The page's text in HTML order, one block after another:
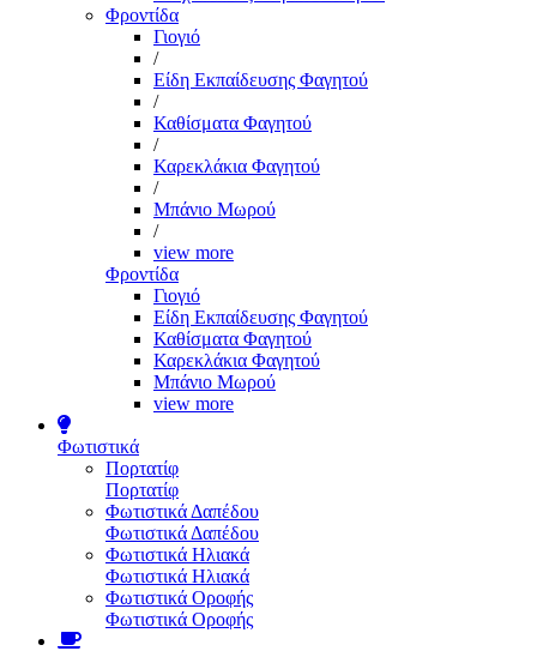
Φροντίδα
Γιογιό
/
Είδη Εκπαίδευσης Φαγητού
/
Καθίσματα Φαγητού
/
Καρεκλάκια Φαγητού
/
Μπάνιο Μωρού
/
view more
Φροντίδα
Γιογιό
Είδη Εκπαίδευσης Φαγητού
Καθίσματα Φαγητού
Καρεκλάκια Φαγητού
Μπάνιο Μωρού
view more
Φωτιστικά
Πορτατίφ
Πορτατίφ
Φωτιστικά Δαπέδου
Φωτιστικά Δαπέδου
Φωτιστικά Ηλιακά
Φωτιστικά Ηλιακά
Φωτιστικά Οροφής
Φωτιστικά Οροφής